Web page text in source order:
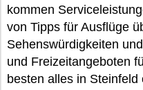
kommen
von Tipps für Ausflüge
Sehenswürdigkeiten
und Freizeitangeboten
besten alles in